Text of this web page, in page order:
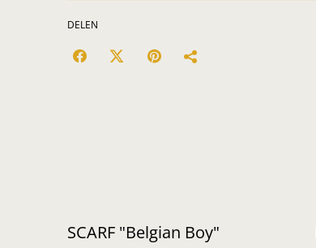
DELEN
SCARF "Belgian Boy"